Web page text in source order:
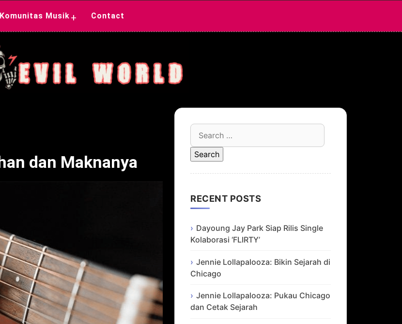
Musik + Contact
dan Maknanya
Search
for:
RECENT POSTS
Dayoung Jay Park Siap Rilis Single
Kolaborasi ‘FLIRTY’
Jennie Lollapalooza: Bikin Sejarah di
Chicago
Jennie Lollapalooza: Pukau Chicago
dan Cetak Sejarah